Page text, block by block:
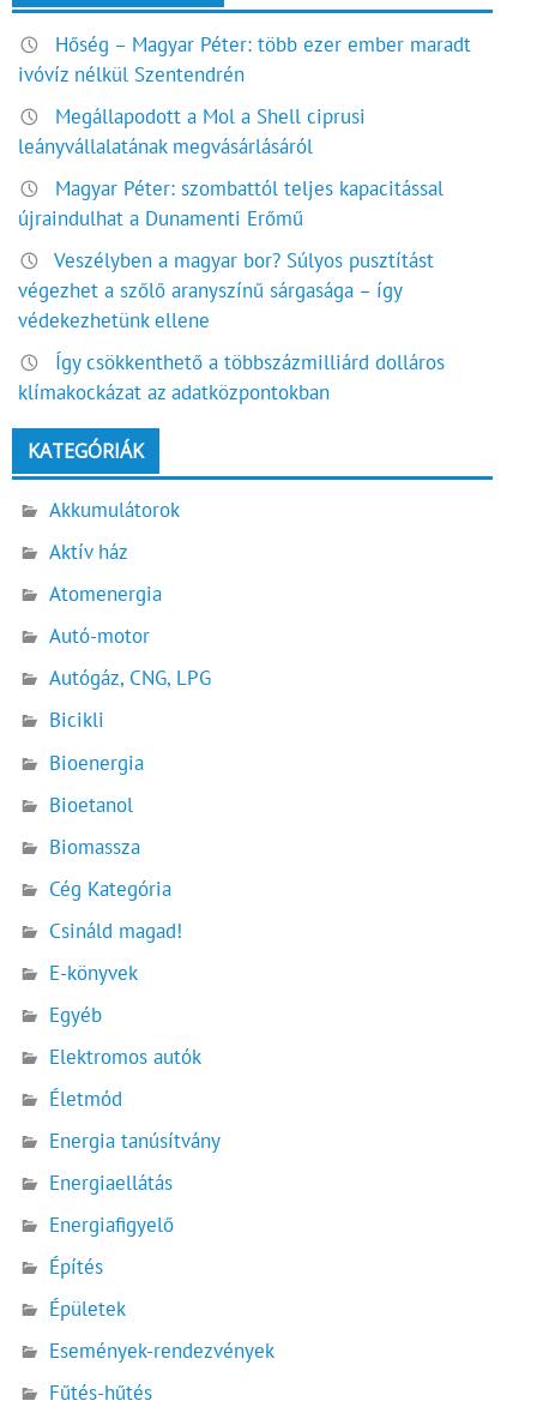
Hőség – Magyar Péter: több ezer ember maradt
ivóvíz nélkül Szentendrén
Megállapodott a Mol a Shell ciprusi
leányvállalatának megvásárlásáról
Magyar Péter: szombattól teljes kapacitással
újraindulhat a Dunamenti Erőmű
Veszélyben a magyar bor? Súlyos pusztítást
végezhet a szőlő aranyszínű sárgasága – így
védekezhetünk ellene
Így csökkenthető a többszázmilliárd dolláros
klímakockázat az adatközpontokban
KATEGÓRIÁK
Akkumulátorok
Aktív ház
Atomenergia
Autó-motor
Autógáz, CNG, LPG
Bicikli
Bioenergia
Bioetanol
Biomassza
Cég Kategória
Csináld magad!
E-könyvek
Egyéb
Elektromos autók
Életmód
Energia tanúsítvány
Energiaellátás
Energiafigyelő
Építés
Épületek
Események-rendezvények
Fűtés-hűtés